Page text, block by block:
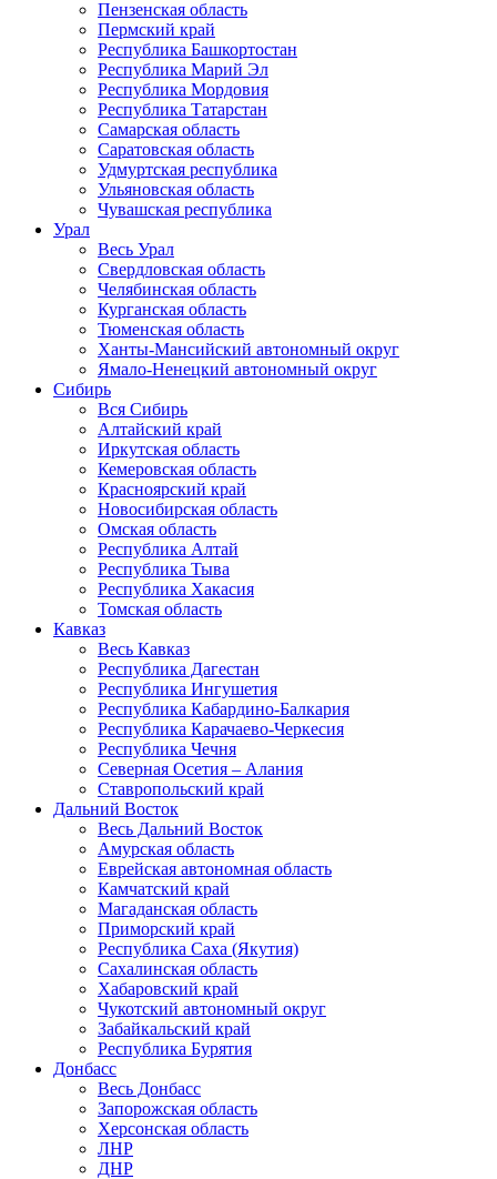
Пензенская область
Пермский край
Республика Башкортостан
Республика Марий Эл
Республика Мордовия
Республика Татарстан
Самарская область
Саратовская область
Удмуртская республика
Ульяновская область
Чувашская республика
Урал
Весь Урал
Свердловская область
Челябинская область
Курганская область
Тюменская область
Ханты-Мансийский автономный округ
Ямало-Ненецкий автономный округ
Сибирь
Вся Сибирь
Алтайский край
Иркутская область
Кемеровская область
Красноярский край
Новосибирская область
Омская область
Республика Алтай
Республика Тыва
Республика Хакасия
Томская область
Кавказ
Весь Кавказ
Республика Дагестан
Республика Ингушетия
Республика Кабардино-Балкария
Республика Карачаево-Черкесия
Республика Чечня
Северная Осетия – Алания
Ставропольский край
Дальний Восток
Весь Дальний Восток
Амурская область
Еврейская автономная область
Камчатский край
Магаданская область
Приморский край
Республика Саха (Якутия)
Сахалинская область
Хабаровский край
Чукотский автономный округ
Забайкальский край
Республика Бурятия
Донбасс
Весь Донбасс
Запорожская область
Херсонская область
ЛНР
ДНР